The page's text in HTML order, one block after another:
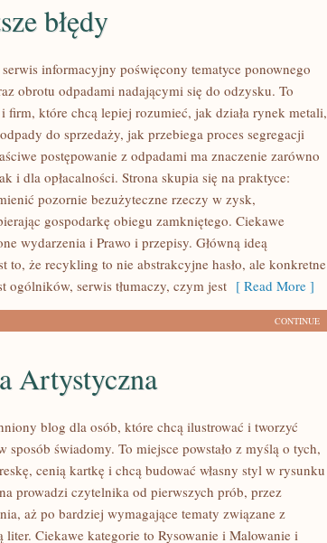
błędy
informacyjny poświęcony tematyce ponownego
obrotu odpadami nadającymi się do odzysku. To
firm, które chcą lepiej rozumieć, jak działa rynek metali,
do sprzedaży, jak przebiega proces segregacji
postępowanie z odpadami ma znaczenie zarówno
i dla opłacalności. Strona skupia się na praktyce:
pozornie bezużyteczne rzeczy w zysk,
gospodarkę obiegu zamkniętego. Ciekawe
wydarzenia i Prawo i przepisy. Główną ideą
to, że recykling to nie abstrakcyjne hasło, ale konkretne
ogólników, serwis tłumaczy, czym jest [ Read More ]
CONTINUE
Artystyczna
blog dla osób, które chcą ilustrować i tworzyć
sposób świadomy. To miejsce powstało z myślą o tych,
cenią kartkę i chcą budować własny styl w rysunku
prowadzi czytelnika od pierwszych prób, przez
aż po bardziej wymagające tematy związane z
liter. Ciekawe kategorie to Rysowanie i Malowanie i